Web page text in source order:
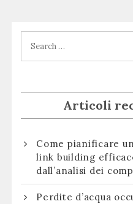
Articoli
Come pianificare
link building
dall’analisi dei
Perdite d’acqua